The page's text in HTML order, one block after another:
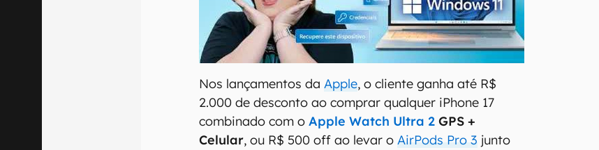
00:00/04:52
Nos lançamentos daApple, o cliente ganha até R$
2.000 de desconto ao comprar qualquer iPhone 17
combinado com oApple Watch Ultra 2 GPS +
Celular, ou R$ 500 off ao levar oAirPods Pro 3 junto